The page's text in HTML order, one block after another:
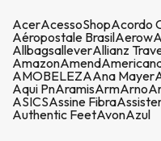
AcerAcessoShopAcordo
Aéropostale BrasilAerow
AllbagsalleverAllianz
AmazonAmend
AMOBELEZAAna Mayer
Aqui PnAramisArmArno
ASICSAssine Fibra
Authentic FeetAvonAzul